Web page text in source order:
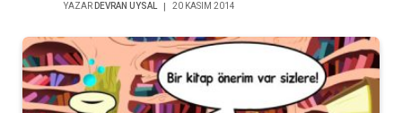
YAZAR DEVRAN UYSAL 20 KASIM 2014